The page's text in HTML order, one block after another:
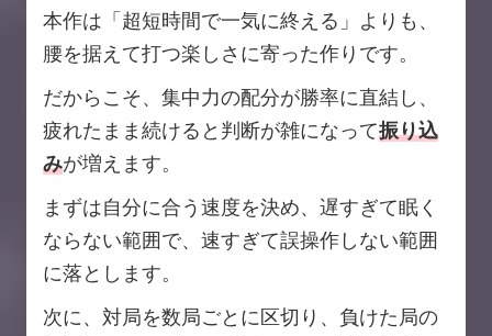
本作は「超短時間で一気に終える」よりも、
腰を据えて打つ楽しさに寄った作りです。
だからこそ、集中力の配分が勝率に直結し、
疲れたまま続けると判断が雑になって振り込
みが増えます。
まずは自分に合う速度を決め、遅すぎて眠く
ならない範囲で、速すぎて誤操作しない範囲
に落とします。
次に、対局を数局ごとに区切り、負けた局の